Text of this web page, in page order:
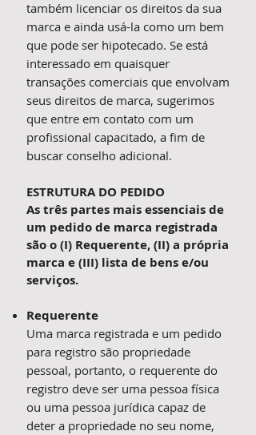
também licenciar os direitos da sua
marca e ainda usá-la como um bem
que pode ser hipotecado. Se está
interessado em quaisquer
transações comerciais que envolvam
seus direitos de marca, sugerimos
que entre em contato com um
profissional capacitado, a fim de
buscar conselho adicional.
ESTRUTURA DO PEDIDO
As três partes mais essenciais de
um pedido de marca registrada
são o (I) Requerente, (II) a própria
marca e (III) lista de bens e/ou
serviços.
Requerente
Uma marca registrada e um pedido
para registro são propriedade
pessoal, portanto, o requerente do
registro deve ser uma pessoa física
ou uma pessoa jurídica capaz de
deter a propriedade no seu nome,